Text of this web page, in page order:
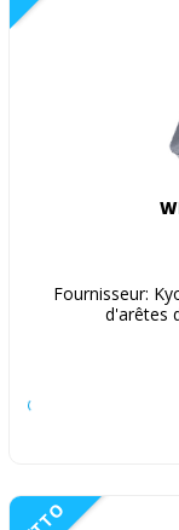
Fournisseur:
d'arêtes